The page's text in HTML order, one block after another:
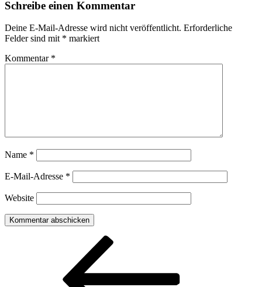
Schreibe einen Kommentar
Deine E-Mail-Adresse wird nicht veröffentlicht. Erforderliche
Felder sind mit * markiert
Kommentar *
Name *
E-Mail-Adresse *
Website
Beitragsnavigation